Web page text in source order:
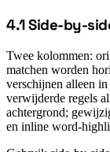
#
4.1 Side-by-
Twee kolommen:
matchen worden
verschijnen alleen
verwijderde regels
achtergrond;
en inline word-